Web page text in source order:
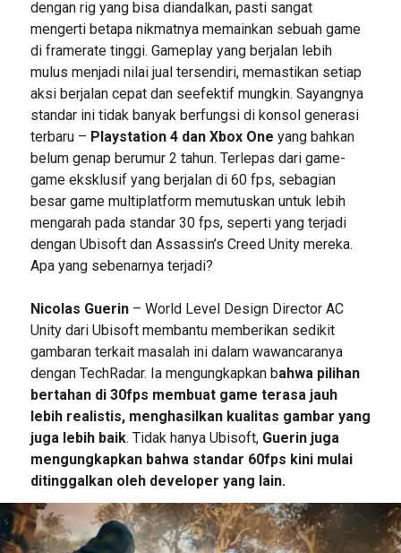
dengan rig yang bisa diandalkan, pasti sangat
mengerti betapa nikmatnya memainkan sebuah game
di framerate tinggi. Gameplay yang berjalan lebih
mulus menjadi nilai jual tersendiri, memastikan setiap
aksi berjalan cepat dan seefektif mungkin. Sayangnya
standar ini tidak banyak berfungsi di konsol generasi
terbaru – Playstation 4 dan Xbox One yang bahkan
belum genap berumur 2 tahun. Terlepas dari game-
game eksklusif yang berjalan di 60 fps, sebagian
besar game multiplatform memutuskan untuk lebih
mengarah pada standar 30 fps, seperti yang terjadi
dengan Ubisoft dan Assassin’s Creed Unity mereka.
Apa yang sebenarnya terjadi?
Nicolas Guerin– World Level Design Director AC
Unity dari Ubisoft membantu memberikan sedikit
gambaran terkait masalah ini dalam wawancaranya
dengan TechRadar. Ia mengungkapkan bahwa pilihan
bertahan di 30fps membuat game terasa jauh
lebih realistis, menghasilkan kualitas gambar yang
juga lebih baik. Tidak hanya Ubisoft, Guerin juga
mengungkapkan bahwa standar 60fps kini mulai
ditinggalkan oleh developer yang lain.